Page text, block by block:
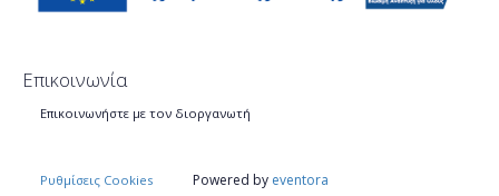
Επικοινωνία
Επικοινωνήστε με τον διοργανωτή
Powered by eventora
Ρυθμίσεις Cookies